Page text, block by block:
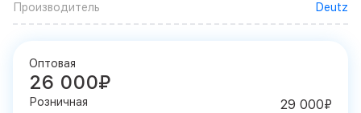
Производитель
Deutz
Оптовая
26 000₽
Розничная 29 000₽